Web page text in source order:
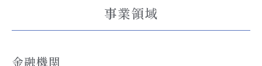
事業領域
金融機関